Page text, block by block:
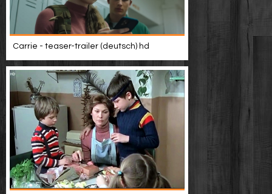
Carrie - teaser-trailer (deutsch) hd